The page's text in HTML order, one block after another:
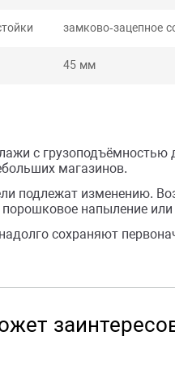
замково-зацепное
45 мм
с
магазинов.
подлежат изменению.
напыление
сохраняют